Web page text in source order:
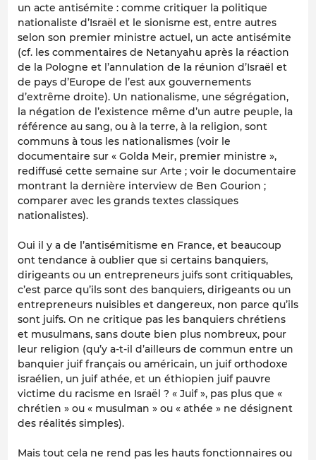
un acte antisémite : comme critiquer la politique
nationaliste d’Israël et le sionisme est, entre autres
selon son premier ministre actuel, un acte antisémite
(cf. les commentaires de Netanyahu après la réaction
de la Pologne et l’annulation de la réunion d’Israël et
de pays d’Europe de l’est aux gouvernements
d’extrême droite). Un nationalisme, une ségrégation,
la négation de l’existence même d’un autre peuple, la
référence au sang, ou à la terre, à la religion, sont
communs à tous les nationalismes (voir le
documentaire sur « Golda Meir, premier ministre »,
rediffusé cette semaine sur Arte ; voir le documentaire
montrant la dernière interview de Ben Gourion ;
comparer avec les grands textes classiques
nationalistes).
Oui il y a de l’antisémitisme en France, et beaucoup
ont tendance à oublier que si certains banquiers,
dirigeants ou un entrepreneurs juifs sont critiquables,
c’est parce qu’ils sont des banquiers, dirigeants ou un
entrepreneurs nuisibles et dangereux, non parce qu’ils
sont juifs. On ne critique pas les banquiers chrétiens
et musulmans, sans doute bien plus nombreux, pour
leur religion (qu’y a-t-il d’ailleurs de commun entre un
banquier juif français ou américain, un juif orthodoxe
israélien, un juif athée, et un éthiopien juif pauvre
victime du racisme en Israël ? « Juif », pas plus que «
chrétien » ou « musulman » ou « athée » ne désignent
des réalités simples).
Mais tout cela ne rend pas les hauts fonctionnaires ou